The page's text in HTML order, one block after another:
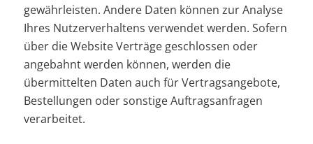
gewährleisten. Andere Daten können zur Analyse
Ihres Nutzerverhaltens verwendet werden. Sofern
über die Website Verträge geschlossen oder
angebahnt werden können, werden die
übermittelten Daten auch für Vertragsangebote,
Bestellungen oder sonstige Auftragsanfragen
verarbeitet.